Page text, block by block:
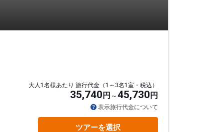
大人1名様あたり 旅行代金（1～3名1室・税込）
35,740 円 45,730 円
表示旅行代金について
ツアーを選択